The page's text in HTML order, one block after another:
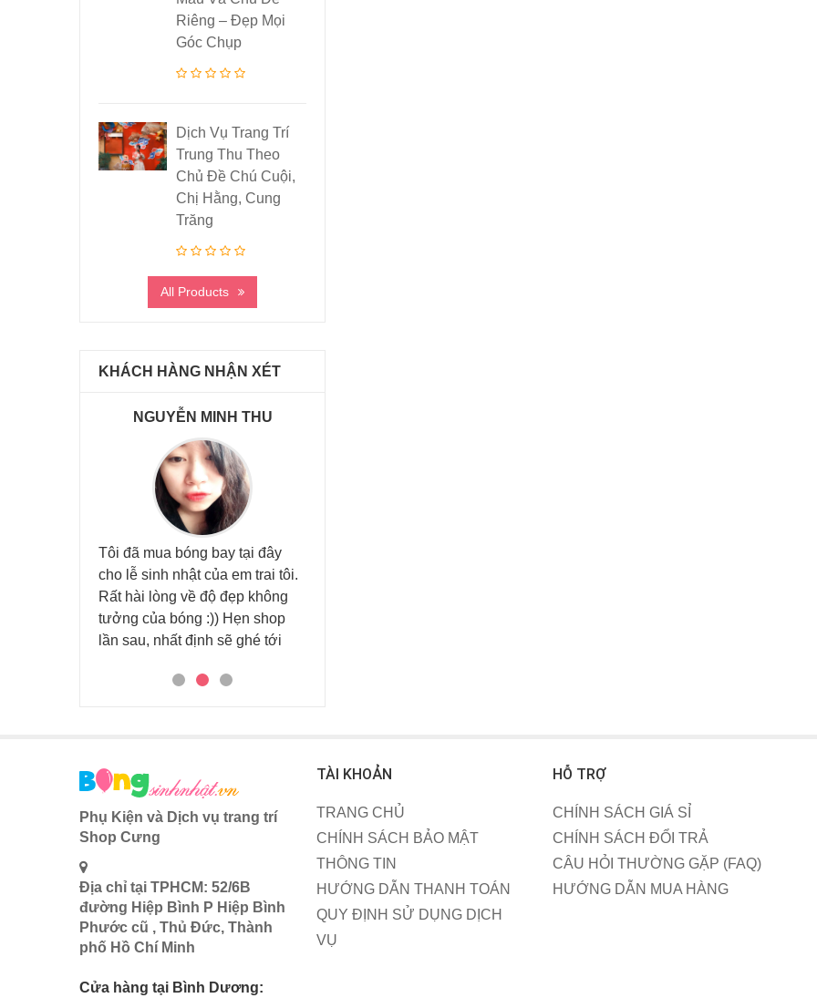
Riêng – Đẹp Mọi
Góc Chụp
Dịch Vụ Trang Trí
Trung Thu Theo
Chủ Đề Chú Cuội,
Chị Hằng, Cung
Trăng
All Products
KHÁCH HÀNG NHẬN XÉT
NGUYỄN MINH THU
Tôi đã mua bóng bay tại đây
cho lễ sinh nhật của em trai tôi.
Rất hài lòng về độ đẹp không
tưởng của bóng :)) Hẹn shop
lần sau, nhất định sẽ ghé tới
Phụ Kiện và Dịch vụ trang trí
Shop Cưng
Địa chỉ tại TPHCM: 52/6B
đường Hiệp Bình P Hiệp Bình
Phước cũ , Thủ Đức, Thành
phố Hồ Chí Minh
Cửa hàng tại Bình Dương:
TÀI KHOẢN
TRANG CHỦ
CHÍNH SÁCH BẢO MẬT
THÔNG TIN
HƯỚNG DẪN THANH TOÁN
QUY ĐỊNH SỬ DỤNG DỊCH
VỤ
HỖ TRỢ
CHÍNH SÁCH GIÁ SỈ
CHÍNH SÁCH ĐỔI TRẢ
CÂU HỎI THƯỜNG GẶP (FAQ)
HƯỚNG DẪN MUA HÀNG